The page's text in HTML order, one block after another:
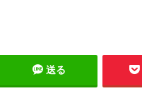
送る